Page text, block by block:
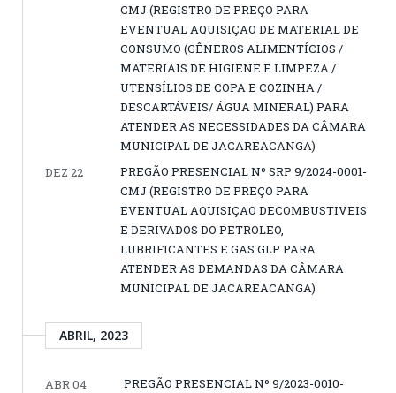
CMJ (REGISTRO DE PREÇO PARA
EVENTUAL AQUISIÇAO DE MATERIAL DE
CONSUMO (GÊNEROS ALIMENTÍCIOS /
MATERIAIS DE HIGIENE E LIMPEZA /
UTENSÍLIOS DE COPA E COZINHA /
DESCARTÁVEIS/ ÁGUA MINERAL) PARA
ATENDER AS NECESSIDADES DA CÂMARA
MUNICIPAL DE JACAREACANGA)
DEZ 22
PREGÃO PRESENCIAL Nº SRP 9/2024-0001-
CMJ (REGISTRO DE PREÇO PARA
EVENTUAL AQUISIÇAO DECOMBUSTIVEIS
E DERIVADOS DO PETROLEO,
LUBRIFICANTES E GAS GLP PARA
ATENDER AS DEMANDAS DA CÂMARA
MUNICIPAL DE JACAREACANGA)
ABRIL, 2023
ABR 04
PREGÃO PRESENCIAL Nº 9/2023-0010-